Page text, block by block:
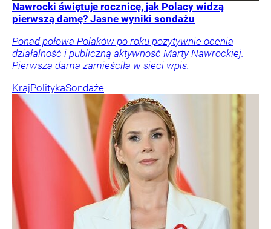
Nawrocki świętuje rocznicę, jak Polacy widzą
pierwszą damę? Jasne wyniki sondażu
Ponad połowa Polaków po roku pozytywnie ocenia
działalność i publiczną aktywność Marty Nawrockiej.
Pierwsza dama zamieściła w sieci wpis.
KrajPolitykaSondaże